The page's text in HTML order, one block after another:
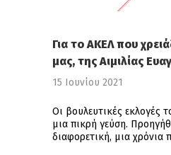
Για το ΑΚΕΛ που
μας, της Αιμιλίας
15 Ιουνίου 2021
Οι βουλευτικές εκλογές
μια πικρή γεύση.
διαφορετική, μια χρόνια